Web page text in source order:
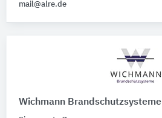
mail@alre.de
Wichmann Brandschutzsysteme